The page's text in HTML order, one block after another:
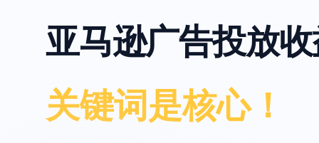
亚马逊广告投放
关键词是核心！